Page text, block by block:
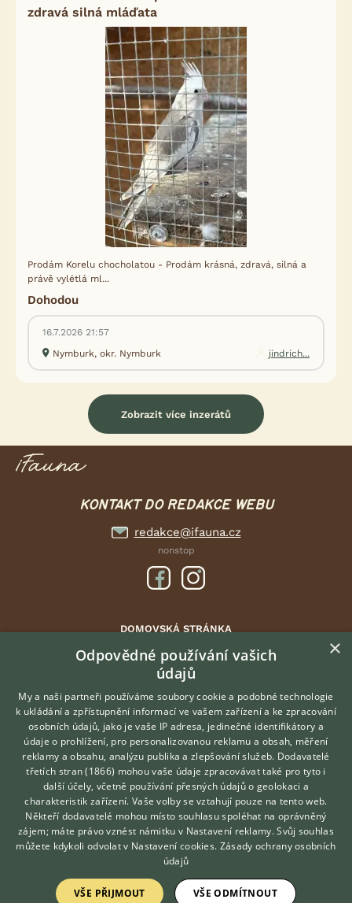
zdravá silná mláďata
Prodám Korelu chocholatou - Prodám krásná, zdravá, silná a
právě vylétlá ml...
Dohodou
16.7.2026 21:57
Nymburk, okr. Nymburk
jindrich...
Zobrazit více inzerátů
KONTAKT DO REDAKCE WEBU
redakce@ifauna.cz
nonstop
DOMOVSKÁ STRÁNKA
INZERCE
DISKUSE
ČLÁNKY
ATLAS
O nás
Kontakt
Možnosti zvýraznění inzerátů
Podmínky užití
Zpracování osobních údajů
Přihlášení
Registrace
Hledáte zvířecího kamaráda?
Zdarma vám poradí
VETERINÁŘ ONLINE
KONZULTOVAT S
VETERINÁŘEM
×
Odpovědné používání vašich
údajů
My a naši partneři používáme soubory cookie a podobné technologie
k ukládání a zpřístupnění informací ve vašem zařízení a ke zpracování
osobních údajů, jako je vaše IP adresa, jedinečné identifikátory a
údaje o prohlížení, pro personalizovanou reklamu a obsah, měření
reklamy a obsahu, analýzu publika a zlepšování služeb. Dodavatelé
třetích stran (1866) mohou vaše údaje zpracovávat také pro tyto i
další účely, včetně používání přesných údajů o geolokaci a
charakteristik zařízení. Vaše volby se vztahují pouze na tento web.
Někteří dodavatelé mohou místo souhlasu spoléhat na oprávněný
zájem; máte právo vznést námitku v Nastavení reklamy. Svůj souhlas
můžete kdykoli odvolat v Nastavení cookies. Zásady ochrany osobních
údajů
VŠE PŘIJMOUT VŠE ODMÍTNOUT